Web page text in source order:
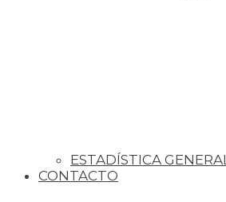
ESTADÍSTICA GENERAL
CONTACTO